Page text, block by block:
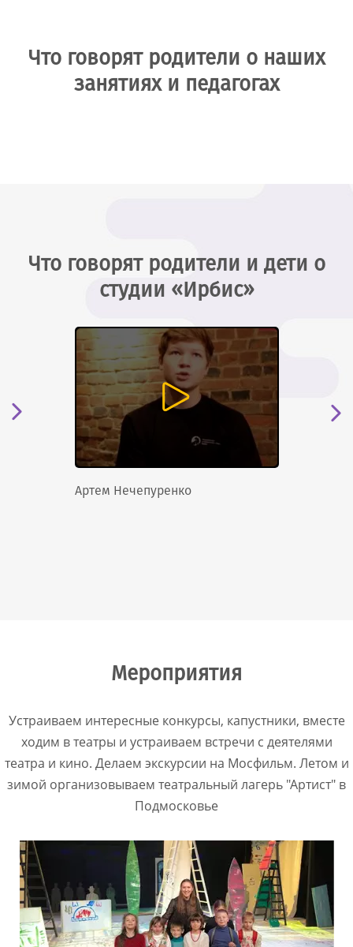
Что говорят родители о наших
занятиях и педагогах
Что говорят родители и дети о
студии «Ирбис»
Артем Нечепуренко
Мероприятия
Устраиваем интересные конкурсы, капустники, вместе
ходим в театры и устраиваем встречи с деятелями
театра и кино. Делаем экскурсии на Мосфильм. Летом и
зимой организовываем театральный лагерь "Артист" в
Подмосковье